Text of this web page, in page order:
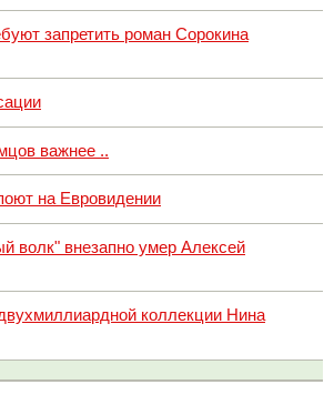
запретить роман Сорокина
важнее ..
на Евровидении
волк" внезапно умер Алексей
коллекции Нина